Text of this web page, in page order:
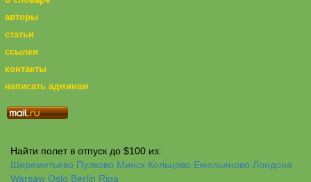
авторы
статьи
ссылки
контакты
написать админам
Найти полет в отпуск до $100 из:
Шереметьево Пулково Минск Кольцово Емельяново Лондона
Warsaw Oslo Berlin Riga